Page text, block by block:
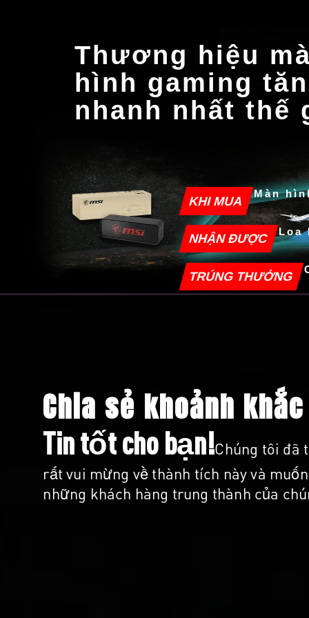
Thương hiệu
hình gaming
nhanh nhất thế
KHI MUA
Màn
NHẬN ĐƯỢC
Loa
TRÚNG THƯỞNG
Chia sẻ khoảnh
Tin tốt cho bạn!Chúng tôi đã
rất vui mừng về thành tích này và
những khách hàng trung thành của